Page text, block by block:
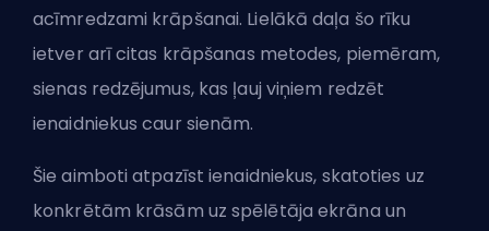
acīmredzami krāpšanai. Lielākā daļa šo rīku
ietver arī citas krāpšanas metodes, piemēram,
sienas redzējumus, kas ļauj viņiem redzēt
ienaidniekus caur sienām.
Šie aimboti atpazīst ienaidniekus, skatoties uz
konkrētām krāsām uz spēlētāja ekrāna un